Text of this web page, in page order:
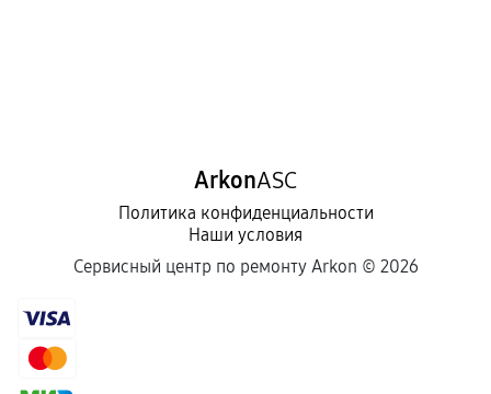
ArkonASC
Политика конфиденциальности
Наши условия
Сервисный центр по ремонту Arkon © 2026